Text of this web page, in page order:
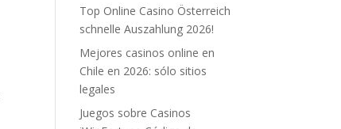
Top Online Casino Österreich
schnelle Auszahlung 2026!
Mejores casinos online en
Chile en 2026: sólo sitios
legales
Juegos sobre Casinos